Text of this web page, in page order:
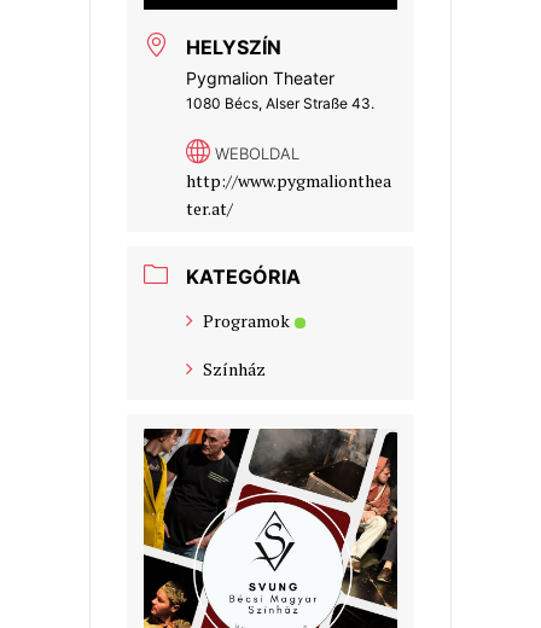
HELYSZÍN
Pygmalion Theater
1080 Bécs, Alser Straße 43.
WEBOLDAL
http://www.pygmalionthea
ter.at/
KATEGÓRIA
Programok
Színház